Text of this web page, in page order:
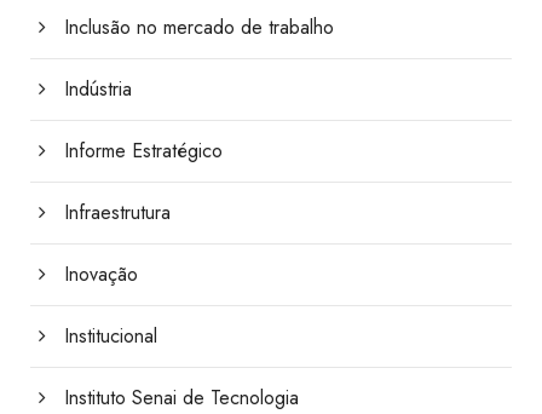
Inclusão no mercado de trabalho
Indústria
Informe Estratégico
Infraestrutura
Inovação
Institucional
Instituto Senai de Tecnologia